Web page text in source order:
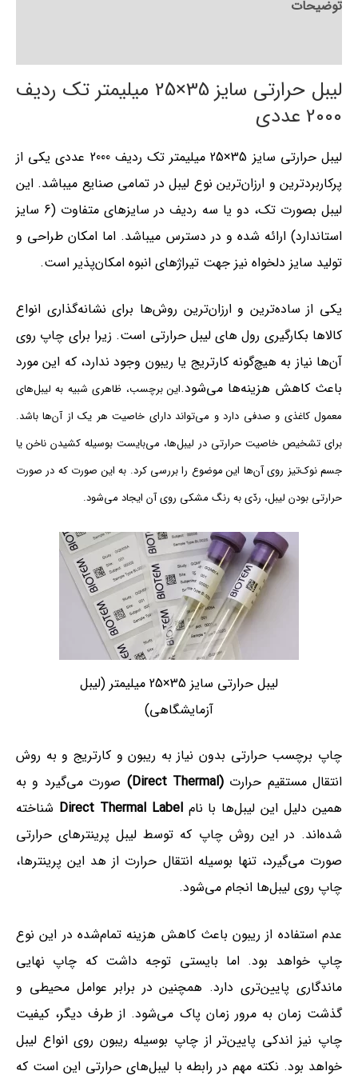
توضیحات
لیبل حرارتی سایز 35×25 میلیمتر تک ردیف
2000 عددی
لیبل حرارتی سایز 35×25 میلیمتر تک ردیف 2000 عددی یکی از
پرکاربردترین و ارزان‌ترین نوع لیبل در تمامی صنایع می‎باشد. این
لیبل بصورت تک، دو یا سه ردیف در سایزهای متفاوت (6 سایز
استاندارد) ارائه شده و در دسترس می‎باشد. اما امکان طراحی و
تولید سایز دلخواه نیز جهت تیراژهای انبوه امکان‌پذیر است.
یکی از ساده‌ترین و ارزان‌ترین روش‌ها برای نشانه‌گذاری انواع
کالاها بکارگیری رول های لیبل حرارتی است. زیرا برای چاپ روی
آن‌ها نیاز به هیچ‌گونه کارتریج یا ریبون وجود ندارد، که این مورد
باعث کاهش هزینه‌ها می‌شود.این برچسب، ظاهری شبیه به لیبل‌های
معمول کاغذی و صدفی دارد و می‌تواند دارای خاصیت هر یک از آن‌ها باشد.
برای تشخیص خاصیت حرارتی در لیبل‌ها، می‌بایست بوسیله کشیدن ناخن یا
جسم نوک‌تیز روی آن‌ها این موضوع را بررسی کرد. به این صورت که در صورت
حرارتی بودن لیبل، ردّی به رنگ مشکی روی آن ایجاد می‌شود.
لیبل حرارتی سایز 35×25 میلیمتر (لیبل
آزمایشگاهی)
چاپ برچسب حرارتی بدون نیاز به ریبون و کارتریج و به روش
انتقال مستقیم حرارت(Direct Thermal)
صورت می‌گیرد و به
همین دلیل این لیبل‌ها با نامDirect Thermal Label شناخته
شده‌اند. در این روش چاپ که توسط لیبل پرینترهای حرارتی
صورت می‌گیرد، تنها بوسیله انتقال حرارت از هد این پرینترها،
چاپ روی لیبل‌ها انجام می‌شود.
عدم استفاده از ریبون باعث کاهش هزینه تمام‌شده در این نوع
چاپ خواهد بود. اما بایستی توجه داشت که چاپ نهایی
ماندگاری پایین‌تری دارد. همچنین در برابر عوامل محیطی و
گذشت زمان به مرور زمان پاک می‌شود. از طرف دیگر، کیفیت
چاپ نیز اندکی پایین‌تر از چاپ بوسیله ریبون روی انواع لیبل
خواهد بود. نکته مهم در رابطه با لیبل‌های حرارتی این است که